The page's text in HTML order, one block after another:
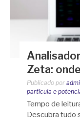
Zeta:
Publicado por
partícula e
Tempo de
Descubra tudo